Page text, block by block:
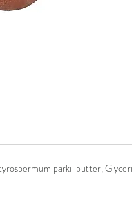
parkii butter,